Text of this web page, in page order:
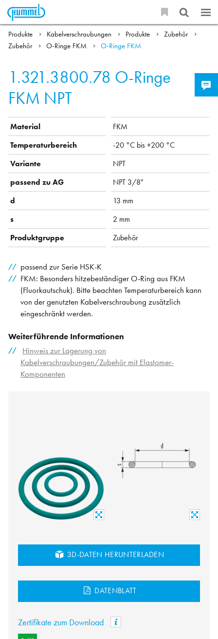
Produkte Kabelverschraubungen Produkte
Zubehör
Zubehör
O-Ringe FKM O-Ringe FKM
1.321.3800.78 O-Ringe
FKM NPT
Material
FKM
Temperaturbereich
-20 °C bis +200 °C
Variante
NPT
passend zu AG
NPT 3/8"
d
13 mm
s
2 mm
Produktgruppe
Zubehör
passend zur Serie HSK-K
FKM: Besonders hitzebeständiger O-Ring aus FKM
(Fluorkautschuk). Bitte beachten Temperaturbereich kann
von der genutzten Kabelverschraubung zusätzlich
eingeschränkt werden.
Weiterführende Informationen
Hinweis zur Lagerung von
Kabelverschraubungen/Zubehör mit Elastomer-
Komponenten
3D-DATEN HERUNTERLADEN
DATENBLATT
Zertifikate zum Download